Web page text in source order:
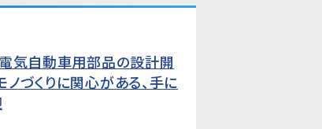
気自動車用部品の設計開
づくりに関心がある、手に